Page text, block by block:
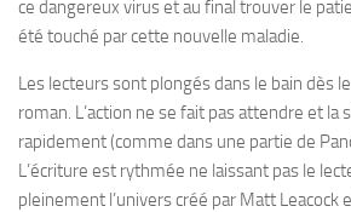
ce dangereux virus et au final trouver le
été touché par cette nouvelle maladie.
Les lecteurs sont plongés dans le bain dès
roman. L’action ne se fait pas attendre et la
rapidement (comme dans une partie de
L’écriture est rythmée ne laissant pas le
pleinement l’univers créé par Matt Leacock